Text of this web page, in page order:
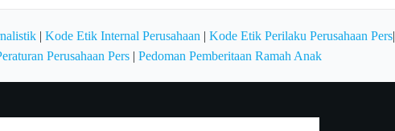
| Kode Etik Internal Perusahaan | Kode Etik Perilaku Perusahaan Pers|
Perusahaan Pers| Pedoman Pemberitaan Ramah Anak